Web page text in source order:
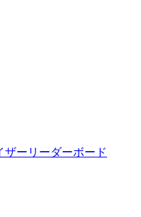
ーリーダーボード